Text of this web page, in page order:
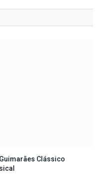
Clássico